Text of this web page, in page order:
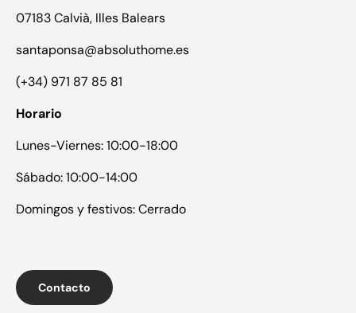
07183 Calvià, Illes Balears
santaponsa@absoluthome.es
(+34) 971 87 85 81
Horario
Lunes-Viernes: 10:00-18:00
Sábado: 10:00-14:00
Domingos y festivos: Cerrado
Contacto